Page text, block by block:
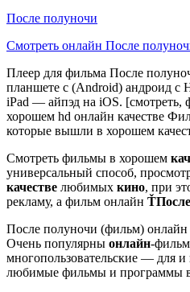
После полуночи
Смотреть онлайн После
Плеер для фильма После
планшете с (Android) андроид с
iPad — айпэд на iOS. [смотреть,
хорошем hd онлайн качестве
которые вышли в хорошем
Смотреть фильмы в хорошем
универсальный способ,
качестве любимых кино, при
рекламу, а фильм онлайн
После полуночи (фильм) онлайн
Очень популярны онлайн-
многопользовательские — для и
любимые фильмы и программы